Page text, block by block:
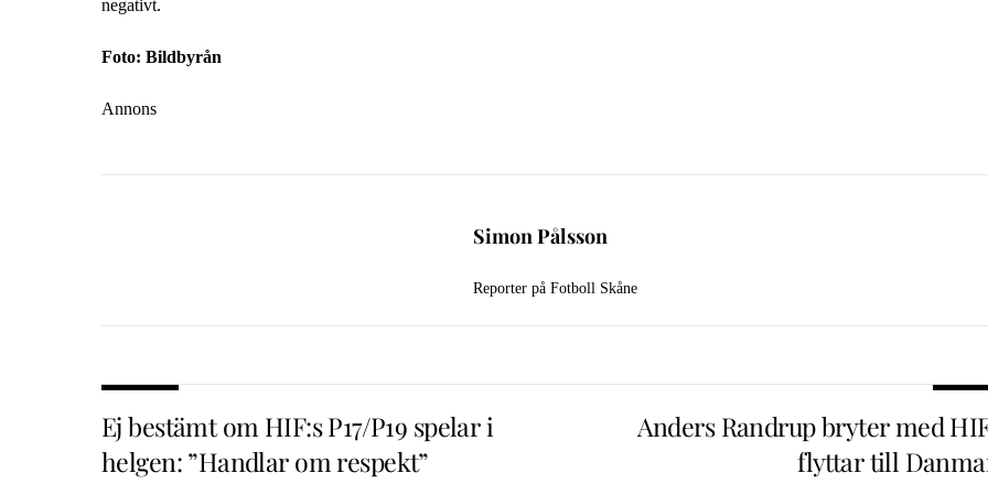
negativt.
Foto: Bildbyrån
Annons
Simon Pålsson
Reporter på Fotboll Skåne
Ej bestämt om HIF:s P17/P19 spelar i
helgen: ”Handlar om respekt”
Anders Randrup bryter med
flyttar till